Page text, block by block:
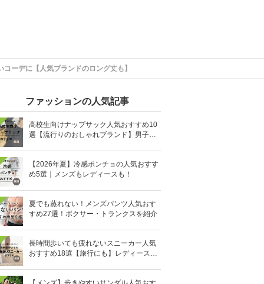
ーデに【人気ブランドのロング丈も】
ファッションの人気記事
高校生向けナップサック人気おすすめ10
選【流行りのおしゃれブランド】男子・
【2026年夏】冷感ポンチョの人気おすす
め5選｜メンズもレディースも！
夏でも蒸れない！メンズパンツ人気おす
すめ27選！ボクサー・トランクスを紹介
長時間歩いても疲れないスニーカー人気
おすすめ18選【旅行にも】レディース・